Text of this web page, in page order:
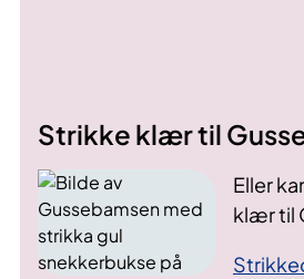
Strikke klær til
Eller
klær til